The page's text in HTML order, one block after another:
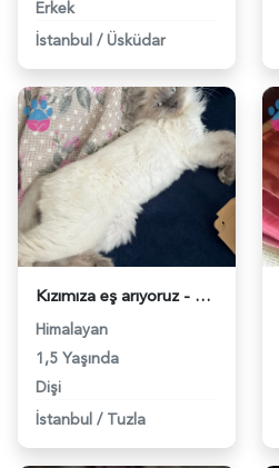
Erkek
İstanbul / Üsküdar
Kızımıza eş arıyoruz - 118981212
Himalayan
1,5 Yaşında
Dişi
İstanbul / Tuzla